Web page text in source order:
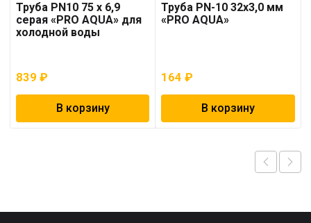
Труба PN10 75 x 6,9
серая «PRO AQUA» для
холодной воды
839 ₽
В корзину
Труба PN-10 32х3,0 мм
«PRO AQUA»
164₽
В корзину